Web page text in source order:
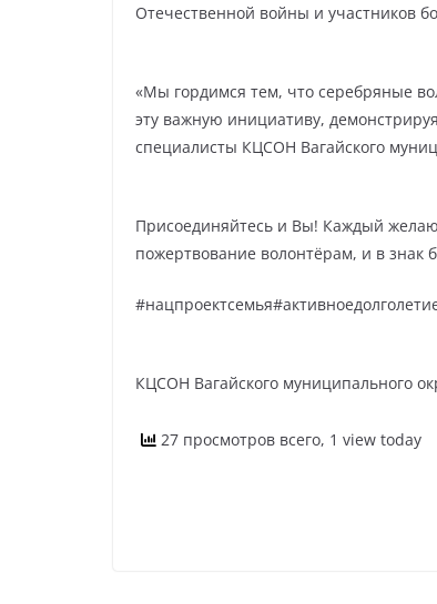
Отечественной войны и участников
«Мы гордимся тем, что серебряные
эту важную инициативу,
специалисты КЦСОН Вагайского
Присоединяйтесь и Вы! Каждый
пожертвование волонтёрам, и в знак
КЦСОН Вагайского муниципального
27 просмотров всего, 1 view today